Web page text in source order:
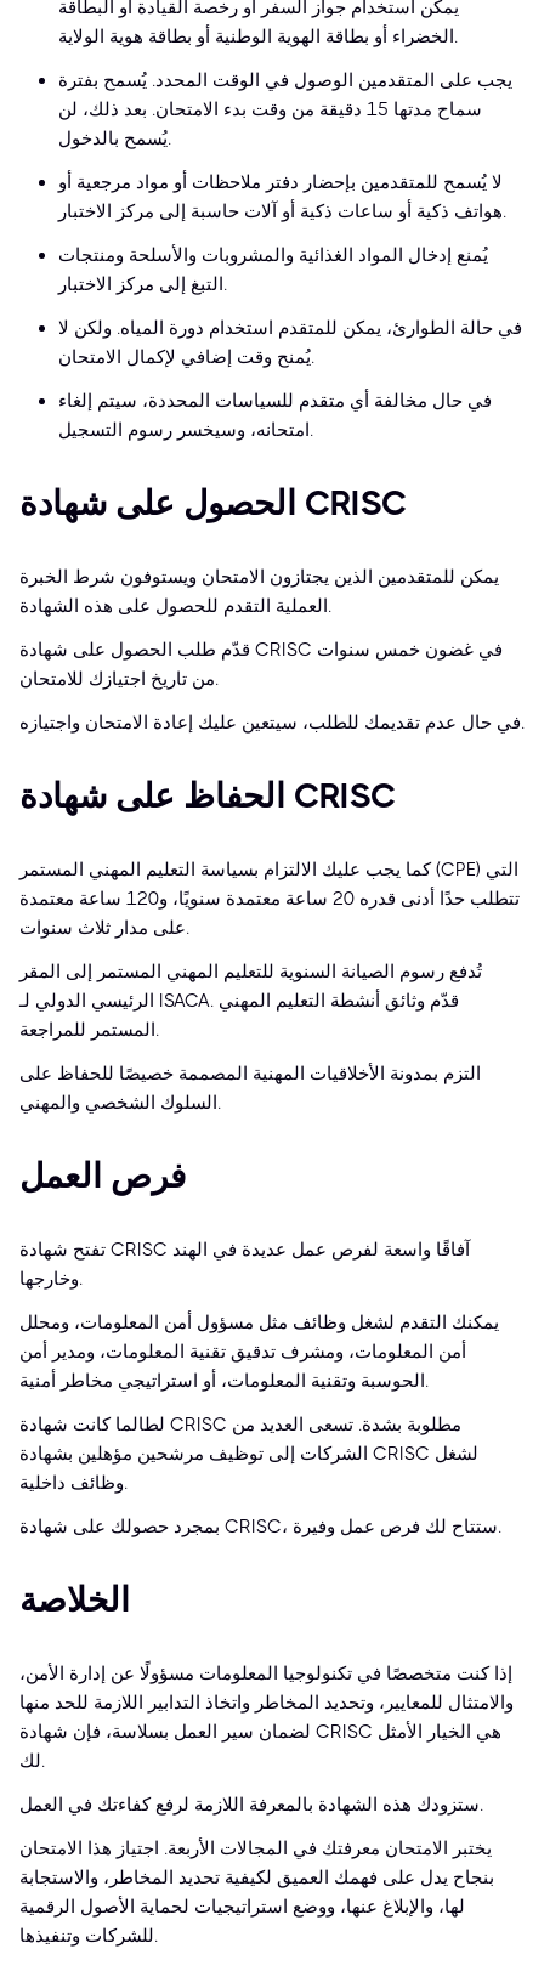
يمكن استخدام جواز السفر أو رخصة القيادة أو البطاقة
الخضراء أو بطاقة الهوية الوطنية أو بطاقة هوية الولاية.
يجب على المتقدمين الوصول في الوقت المحدد. يُسمح بفترة
سماح مدتها 15 دقيقة من وقت بدء الامتحان. بعد ذلك، لن
يُسمح بالدخول.
لا يُسمح للمتقدمين بإحضار دفتر ملاحظات أو مواد مرجعية أو
هواتف ذكية أو ساعات ذكية أو آلات حاسبة إلى مركز الاختبار.
يُمنع إدخال المواد الغذائية والمشروبات والأسلحة ومنتجات
التبغ إلى مركز الاختبار.
في حالة الطوارئ، يمكن للمتقدم استخدام دورة المياه. ولكن لا
يُمنح وقت إضافي لإكمال الامتحان.
في حال مخالفة أي متقدم للسياسات المحددة، سيتم إلغاء
امتحانه، وسيخسر رسوم التسجيل.
الحصول على شهادة CRISC
يمكن للمتقدمين الذين يجتازون الامتحان ويستوفون شرط الخبرة
العملية التقدم للحصول على هذه الشهادة.
قدّم طلب الحصول على شهادة CRISC في غضون خمس سنوات
من تاريخ اجتيازك للامتحان.
في حال عدم تقديمك للطلب، سيتعين عليك إعادة الامتحان واجتيازه.
الحفاظ على شهادة CRISC
كما يجب عليك الالتزام بسياسة التعليم المهني المستمر (CPE) التي
تتطلب حدًا أدنى قدره 20 ساعة معتمدة سنويًا، و120 ساعة معتمدة
على مدار ثلاث سنوات.
تُدفع رسوم الصيانة السنوية للتعليم المهني المستمر إلى المقر
الرئيسي الدولي لـ ISACA. قدّم وثائق أنشطة التعليم المهني
المستمر للمراجعة.
التزم بمدونة الأخلاقيات المهنية المصممة خصيصًا للحفاظ على
السلوك الشخصي والمهني.
فرص العمل
تفتح شهادة CRISC آفاقًا واسعة لفرص عمل عديدة في الهند
وخارجها.
يمكنك التقدم لشغل وظائف مثل مسؤول أمن المعلومات، ومحلل
أمن المعلومات، ومشرف تدقيق تقنية المعلومات، ومدير أمن
الحوسبة وتقنية المعلومات، أو استراتيجي مخاطر أمنية.
لطالما كانت شهادة CRISC مطلوبة بشدة. تسعى العديد من
الشركات إلى توظيف مرشحين مؤهلين بشهادة CRISC لشغل
وظائف داخلية.
بمجرد حصولك على شهادة CRISC، ستتاح لك فرص عمل وفيرة.
الخلاصة
إذا كنت متخصصًا في تكنولوجيا المعلومات مسؤولًا عن إدارة الأمن،
والامتثال للمعايير، وتحديد المخاطر واتخاذ التدابير اللازمة للحد منها
لضمان سير العمل بسلاسة، فإن شهادة CRISC هي الخيار الأمثل
لك.
ستزودك هذه الشهادة بالمعرفة اللازمة لرفع كفاءتك في العمل.
يختبر الامتحان معرفتك في المجالات الأربعة. اجتياز هذا الامتحان
بنجاح يدل على فهمك العميق لكيفية تحديد المخاطر، والاستجابة
لها، والإبلاغ عنها، ووضع استراتيجيات لحماية الأصول الرقمية
للشركات وتنفيذها.